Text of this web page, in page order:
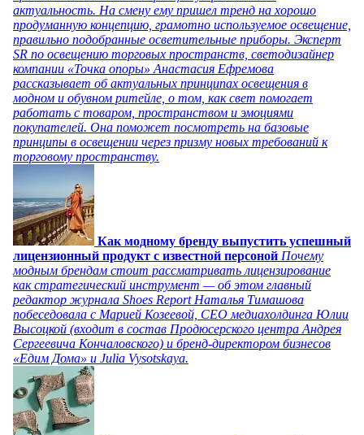
актуальность. На смену ему пришел тренд на хорошо
продуманную концепцию, грамотно используемое освещение,
правильно подобранные осветительные приборы. Эксперт
SR по освещению торговых пространств, светодизайнер
компании «Точка опоры» Анастасия Ефремова
рассказывает об актуальных принципах освещения в
модном и обувном ритейле, о том, как свет помогает
работать с товаром, пространством и эмоциями
покупателей. Она поможет посмотреть на базовые
принципы в освещении через призму новых требований к
торговому пространству.
Как модному бренду выпустить успешный
лицензионный продукт с известной персоной Почему
модным брендам стоит рассматривать лицензирование
как стратегический инструмент — об этом главный
редактор журнала Shoes Report Наталья Тимашова
побеседовала с Марией Козеевой, СЕО медиахолдинга Юлии
Высоцкой (входит в состав Продюсерского центра Андрея
Сергеевича Кончаловского) и бренд-директором бизнесов
«Едим Дома» и Julia Vysotskaya.